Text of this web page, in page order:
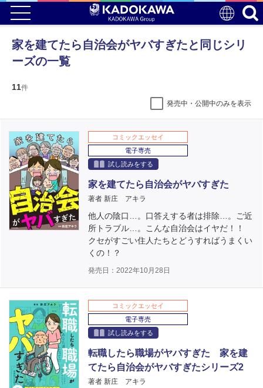
家を建てたら自治会がヤバすぎたと同じシリ
ーズの一覧
11件
発売中・公開中のみを表示
コミックエッセイ
電子専売
試し読みをする
家を建てたら自治会がヤバすぎた
著者 新庄 アキラ
他人の陰口…。口答えする者は排除…。ご近
所トラブル…。こんな自治会はイヤだ！！
クセがすごい住人たちとどうすればうまくい
くの！？
発売日：2022年10月28日
コミックエッセイ
電子専売
試し読みをする
転職したら職場がヤバすぎた 家を建
てたら自治会がヤバすぎたシリーズ2
著者 新庄 アキラ